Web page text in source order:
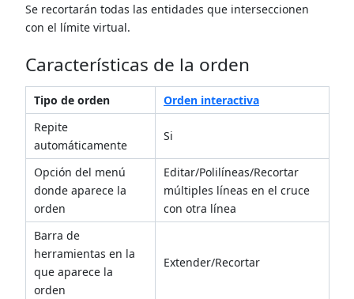
Se recortarán todas las entidades que interseccionen
con el límite virtual.
Características de la orden
Tipo de orden
Orden interactiva
Repite
automáticamente
Si
Opción del menú
donde aparece la
orden
Editar/Polilíneas/Recortar
múltiples líneas en el cruce
con otra línea
Barra de
herramientas en la
que aparece la
orden
Extender/Recortar